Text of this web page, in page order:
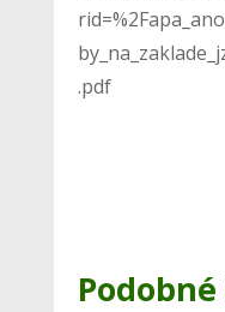
.pdf